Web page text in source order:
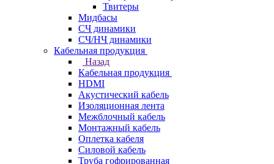
Твитеры
Мидбасы
СЧ динамики
СЧ/НЧ динамики
Кабельная продукция
Назад
Кабельная продукция
HDMI
Акустический кабель
Изоляционная лента
Межблочный кабель
Монтажный кабель
Оплетка кабеля
Силовой кабель
Труба гофрированная